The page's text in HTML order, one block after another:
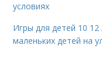
условиях
Игры для детей 10
маленьких детей на